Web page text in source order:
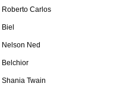
Roberto Carlos
Nelson Ned
Belchior
Shania Twain